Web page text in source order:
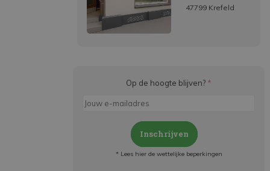
47799 Krefeld
Op de hoogte blijven? *
Inschrijven
* Lees hier de wettelijke beperkingen